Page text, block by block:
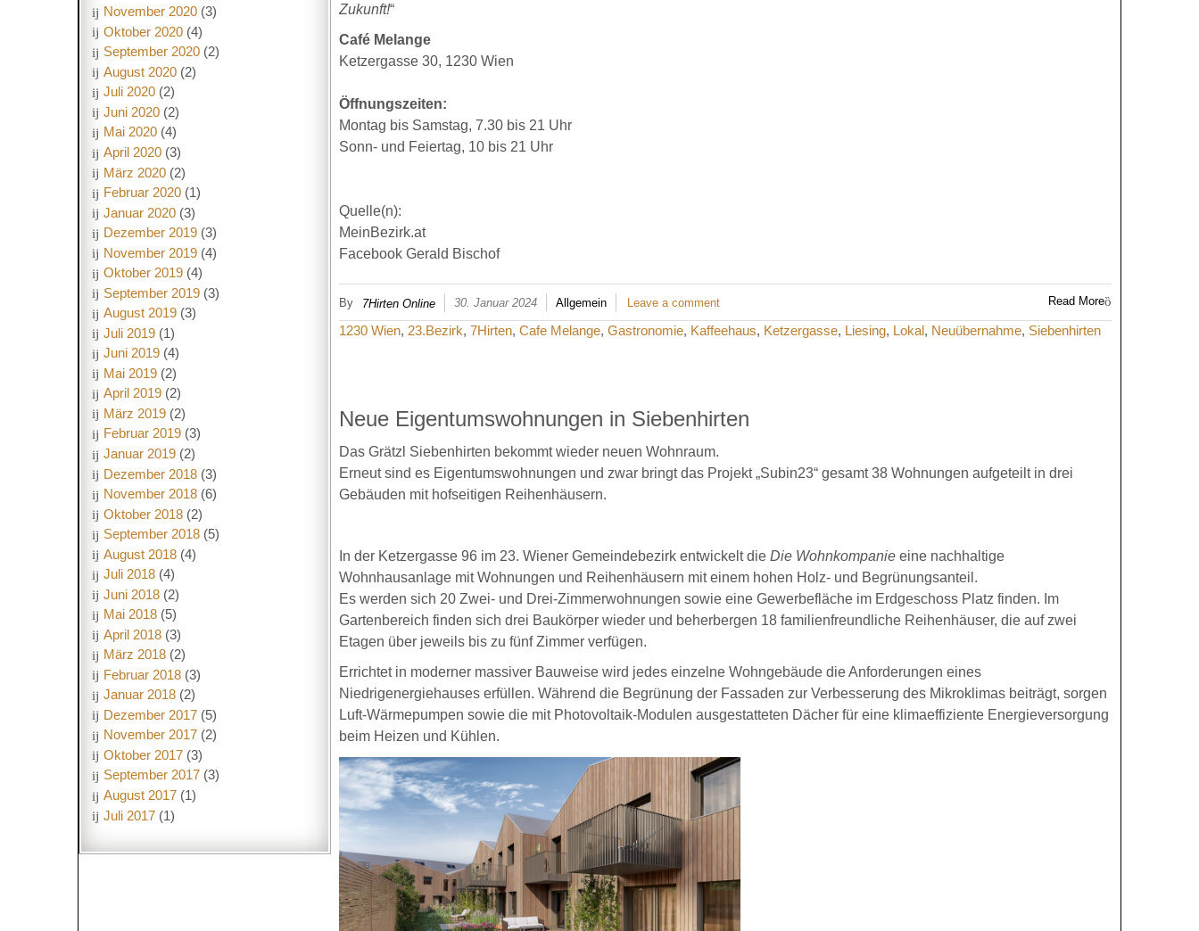
November 2020 (3)
Oktober 2020 (4)
September 2020 (2)
August 2020 (2)
Juli 2020 (2)
Juni 2020 (2)
Mai 2020 (4)
April 2020 (3)
März 2020 (2)
Februar 2020 (1)
Januar 2020 (3)
Dezember 2019 (3)
November 2019 (4)
Oktober 2019 (4)
September 2019 (3)
August 2019 (3)
Juli 2019 (1)
Juni 2019 (4)
Mai 2019 (2)
April 2019 (2)
März 2019 (2)
Februar 2019 (3)
Januar 2019 (2)
Dezember 2018 (3)
November 2018 (6)
Oktober 2018 (2)
September 2018 (5)
August 2018 (4)
Juli 2018 (4)
Juni 2018 (2)
Mai 2018 (5)
April 2018 (3)
März 2018 (2)
Februar 2018 (3)
Januar 2018 (2)
Dezember 2017 (5)
November 2017 (2)
Oktober 2017 (3)
September 2017 (3)
August 2017 (1)
Juli 2017 (1)
Zukunft!“
Café Melange
Ketzergasse 30, 1230 Wien
Öffnungszeiten:
Montag bis Samstag, 7.30 bis 21 Uhr
Sonn- und Feiertag, 10 bis 21 Uhr
Quelle(n):
MeinBezirk.at
Facebook Gerald Bischof
By 7Hirten Online 30. Januar 2024 Allgemein Read More
Leave a comment
1230 Wien, 23.Bezirk, 7Hirten, Cafe Melange, Gastronomie, Kaffeehaus, Ketzergasse, Liesing, Lokal, Neuübernahme, Siebenhirten
Neue Eigentumswohnungen in Siebenhirten
Das Grätzl Siebenhirten bekommt wieder neuen Wohnraum.
Erneut sind es Eigentumswohnungen und zwar bringt das Projekt „Subin23“ gesamt 38 Wohnungen aufgeteilt in drei
Gebäuden mit hofseitigen Reihenhäusern.
In der Ketzergasse 96 im 23. Wiener Gemeindebezirk entwickelt die Die Wohnkompanie eine nachhaltige
Wohnhausanlage mit Wohnungen und Reihenhäusern mit einem hohen Holz- und Begrünungsanteil.
Es werden sich 20 Zwei- und Drei-Zimmerwohnungen sowie eine Gewerbefläche im Erdgeschoss Platz finden. Im
Gartenbereich finden sich drei Baukörper wieder und beherbergen 18 familienfreundliche Reihenhäuser, die auf zwei
Etagen über jeweils bis zu fünf Zimmer verfügen.
Errichtet in moderner massiver Bauweise wird jedes einzelne Wohngebäude die Anforderungen eines
Niedrigenergiehauses erfüllen. Während die Begrünung der Fassaden zur Verbesserung des Mikroklimas beiträgt, sorgen
Luft-Wärmepumpen sowie die mit Photovoltaik-Modulen ausgestatteten Dächer für eine klimaeffiziente Energieversorgung
beim Heizen und Kühlen.